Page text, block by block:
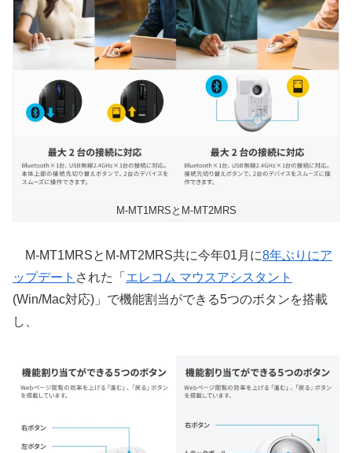
M-MT1MRSとM-MT2MRS
M-MT1MRSとM-MT2MRS共に今年01月に8年ぶりにア
ップデート された「 エレコム マウスアシスタント
(Win/Mac対応)」で機能割当ができる5つのボタンを搭載
し、